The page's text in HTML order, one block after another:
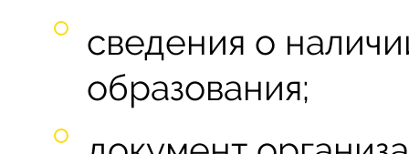
сведения о
образования;